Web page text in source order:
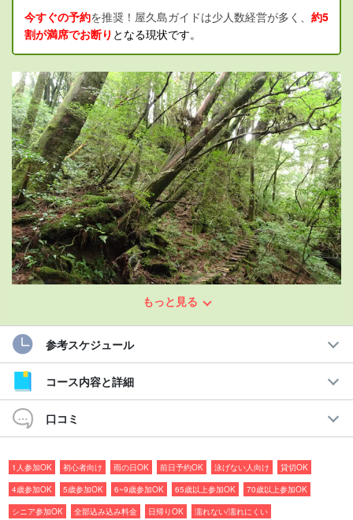
今すぐの予約を推奨！屋久島ガイドは少人数経営が多く、 約5
割が満席でお断り となる現状です。
登山経験がなくても楽しめる！
「ヤクスギランド」3時間トレッキングツアー
ヤクスギランドの整備された遊歩道を中心に、屋久杉・苔・清流
など屋久島らしい自然を約3時間かけてゆっくり巡る初心者向けツ
アーです☆
貸切ツアーのため、参加者の体力やペースに合わせて歩くことが
でき、登山経験のない方でも安心してご参加いただけます。
もっと見る
参考スケジュール
コース内容と詳細
口コミ
1人参加OK 初心者向け 雨の日OK 前日予約OK 泳げない人向け
貸切OK
4歳参加OK
5歳参加OK 6~9歳参加OK 65歳以上参加OK
70歳以上参加OK
シニア参加OK
全部込み込み料金 日帰りOK 濡れない/濡れにくい